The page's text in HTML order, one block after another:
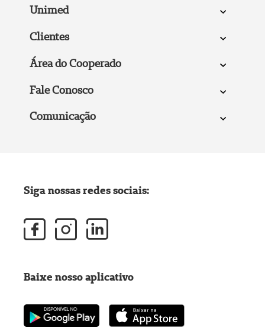
Unimed
Clientes
Área do Cooperado
Fale Conosco
Comunicação
Siga nossas redes sociais:
Baixe nosso aplicativo